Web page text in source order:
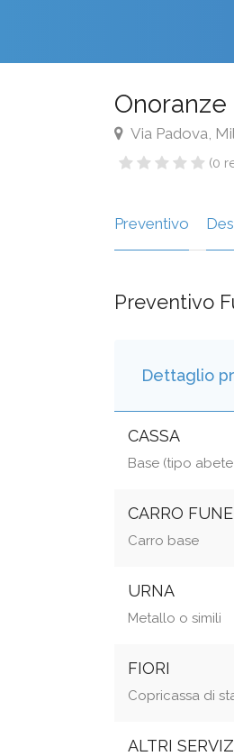
Onoranze
Via Padova,
(0
Preventivo
Preventivo
Dettaglio
CASSA
Base (tipo
CARRO
Carro base
URNA
Metallo o simili
FIORI
Copricassa di
ALTRI